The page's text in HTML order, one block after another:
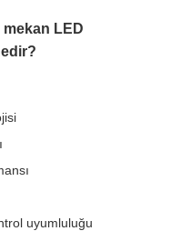
mekan LED
uyumluluğu